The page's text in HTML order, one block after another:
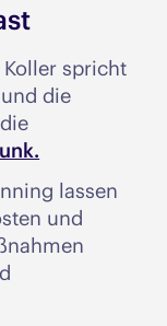
Koller spricht
die
lassen
und